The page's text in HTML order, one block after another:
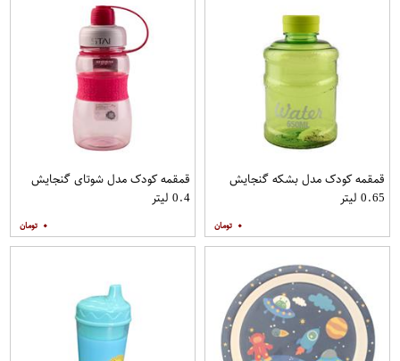
قمقمه کودک مدل بشکه گنجایش
0.65 لیتر
۰
قمقمه کودک مدل شوتای گنجایش
0.4 لیتر
۰